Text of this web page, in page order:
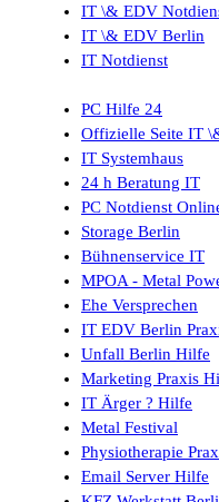
IT \& EDV
IT \& EDV Berlin
IT Notdienst
PC Hilfe 24
Offizielle Seite IT
IT Systemhaus
24 h Beratung IT
PC Notdienst
Storage Berlin
Bühnenservice IT
MPOA - Metal
Ehe Versprechen
IT EDV Berlin
Unfall Berlin Hilfe
Marketing Praxis
IT Ärger ? Hilfe
Metal Festival
Physiotherapie
Email Server Hilfe